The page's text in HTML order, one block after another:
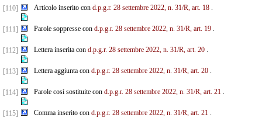
[110] Articolo inserito con d.p.g.r. 28 settembre 2022, n. 31/R, art. 18.
[111] Parole soppresse con d.p.g.r. 28 settembre 2022, n. 31/R, art. 19.
[112] Lettera inserita con d.p.g.r. 28 settembre 2022, n. 31/R, art. 20.
[113] Lettera aggiunta con d.p.g.r. 28 settembre 2022, n. 31/R, art. 20.
[114] Parole così sostituite con d.p.g.r. 28 settembre 2022, n. 31/R, art. 21.
[115] Comma inserito con d.p.g.r. 28 settembre 2022, n. 31/R, art. 21.